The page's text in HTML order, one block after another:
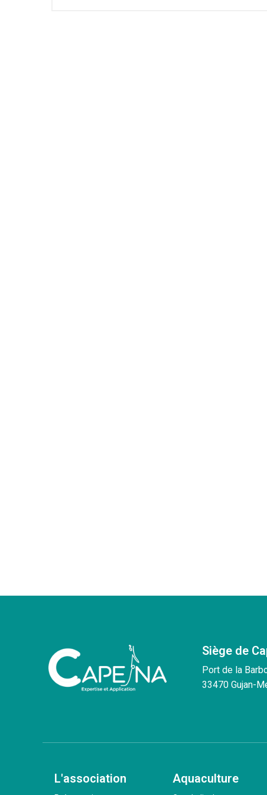
Siège de
Port de la
33470 Gujan-
L'association Aquaculture